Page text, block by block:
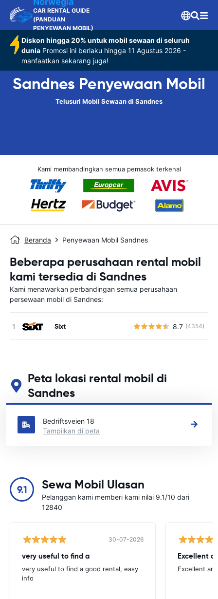
CAR RENTAL GUIDE
(PANDUAN
PENYEWAAN MOBIL)
Diskon hingga 20% untuk mobil sewaan di seluruh
dunia Promosi ini berlaku hingga 11 Agustus 2026 -
manfaatkan sekarang juga!
Sandnes Penyewaan Mobil
Telusuri Mobil Sewaan di Sandnes
Kami membandingkan semua pemasok terkenal
Beranda Penyewaan Mobil Sandnes
Beberapa perusahaan rental mobil
kami tersedia di Sandnes
Kami menawarkan perbandingan semua perusahaan
persewaan mobil di Sandnes:
Sixt 8.7 (4354)
Peta lokasi rental mobil di
Sandnes
Lihat lokasi persewaan mobil utama kami di Sandnes
Bedriftsveien 18
Tampilkan di peta
9.1 Sewa Mobil Ulasan
Pelanggan kami memberi kami nilai 9.1/10 dari
12840
30-07-2026
very useful to find a
very useful to find a good rental, easy
info
Excellent
Excellent